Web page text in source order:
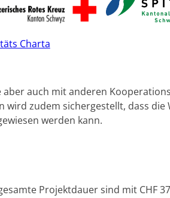
Charta
aber auch mit anderen
wird zudem sichergestellt, dass
werden kann.
Projektdauer sind mit CHF